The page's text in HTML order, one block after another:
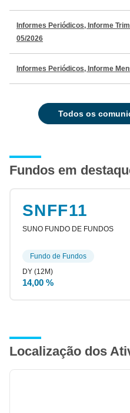
Informes Periódicos, Informe
05/2026
Informes Periódicos, Informe
todos os
Fundos em
SNFF11
SUNO FUNDO DE FUNDOS
14,00 %
Fundo de Fundos
Localização dos